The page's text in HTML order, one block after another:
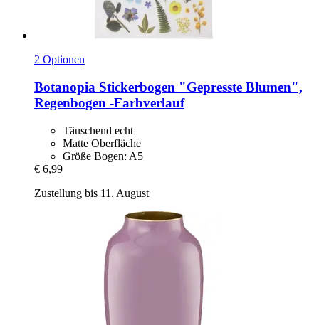
2 Optionen
Botanopia Stickerbogen "Gepresste Blumen",
Regenbogen -​Farbverlauf
Täuschend echt
Matte Oberfläche
Größe Bogen: A5
€ 6,99
Zustellung bis 11. August